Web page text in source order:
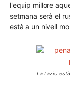
l'equip millore
setmana serà el
està a un nivell
La Lazio